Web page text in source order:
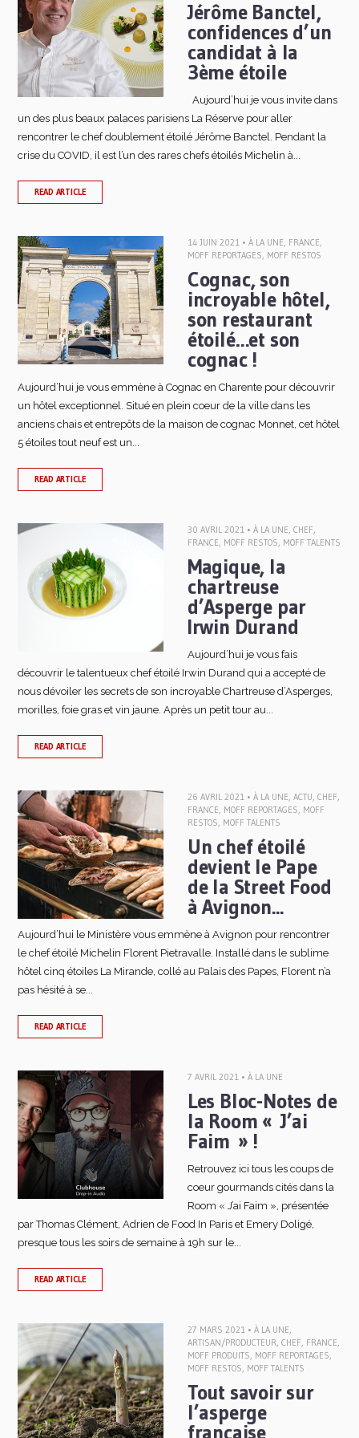
Jérôme Banctel,
confidences d’un
candidat à la
3ème étoile
Aujourd’hui je vous invite dans
un des plus beaux palaces parisiens La Réserve pour aller
rencontrer le chef doublement étoilé Jérôme Banctel. Pendant la
crise du COVID, il est l’un des rares chefs étoilés Michelin à...
READ ARTICLE
14 JUIN 2021 • À LA UNE, FRANCE,
MOFF REPORTAGES, MOFF RESTOS
Cognac, son
incroyable hôtel,
son restaurant
étoilé…et son
cognac !
Aujourd’hui je vous emmène à Cognac en Charente pour découvrir
un hôtel exceptionnel. Situé en plein coeur de la ville dans les
anciens chais et entrepôts de la maison de cognac Monnet, cet hôtel
5 étoiles tout neuf est un...
READ ARTICLE
30 AVRIL 2021 • À LA UNE, CHEF,
FRANCE, MOFF RESTOS, MOFF TALENTS
Magique, la
chartreuse
d’Asperge par
Irwin Durand
Aujourd’hui je vous fais
découvrir le talentueux chef étoilé Irwin Durand qui a accepté de
nous dévoiler les secrets de son incroyable Chartreuse d’Asperges,
morilles, foie gras et vin jaune. Après un petit tour au...
READ ARTICLE
26 AVRIL 2021 • À LA UNE, ACTU, CHEF,
FRANCE, MOFF REPORTAGES, MOFF
RESTOS, MOFF TALENTS
Un chef étoilé
devient le Pape
de la Street Food
à Avignon...
Aujourd’hui le Ministère vous emmène à Avignon pour rencontrer
le chef étoilé Michelin Florent Pietravalle. Installé dans le sublime
hôtel cinq étoiles La Mirande, collé au Palais des Papes, Florent n’a
pas hésité à se...
READ ARTICLE
7 AVRIL 2021 • À LA UNE
Les Bloc-Notes de
la Room « J’ai
Faim » !
Retrouvez ici tous les coups de
coeur gourmands cités dans la
Room « J’ai Faim », présentée
par Thomas Clément, Adrien de Food In Paris et Emery Doligé,
presque tous les soirs de semaine à 19h sur le...
READ ARTICLE
27 MARS 2021 • À LA UNE,
ARTISAN/PRODUCTEUR, CHEF, FRANCE,
MOFF PRODUITS, MOFF REPORTAGES,
MOFF RESTOS, MOFF TALENTS
Tout savoir sur
l’asperge
française